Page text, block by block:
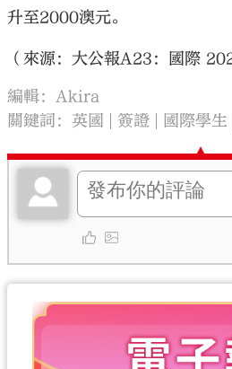
升至2000澳元。
（來源：大公報A23：國際
編輯：Akira
關鍵詞：英國 簽證 國際學生